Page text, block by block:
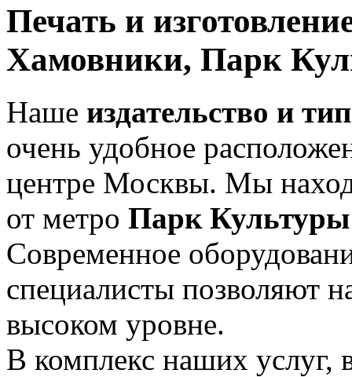
Печать и
Хамовники, Парк
Наше издательство и
очень удобное
центре Москвы. Мы
от метро Парк Культуры
Современное
специалисты позволяют
высоком уровне.
В комплекс наших услуг,